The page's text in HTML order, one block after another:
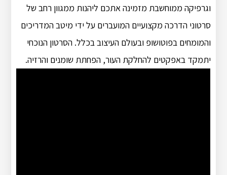
וגרפיקה ממוחשבת מזמינה אתכם ליהנות ממגוון רחב של
סרטוני הדרכה מקצועיים המועברים על ידי מיטב המדריכים
והמומחים בפוטושופ ובעולם העיצוב בכלל. הסרטון הנוכחי
יתמקד באפקטים להחלקת העור, הפחתת שומנים והרזיה.